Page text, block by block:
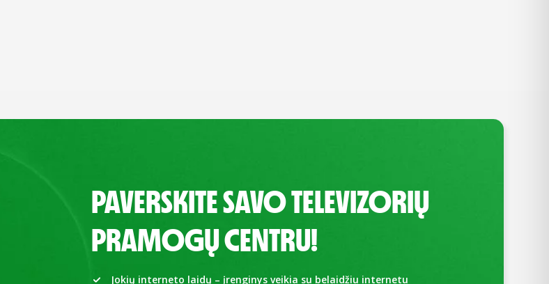
PAVERSKITE SAVO TELEVIZORIŲ
PRAMOGŲ CENTRU!
Jokių interneto laidų – įrenginys veikia su belaidžiu internetu